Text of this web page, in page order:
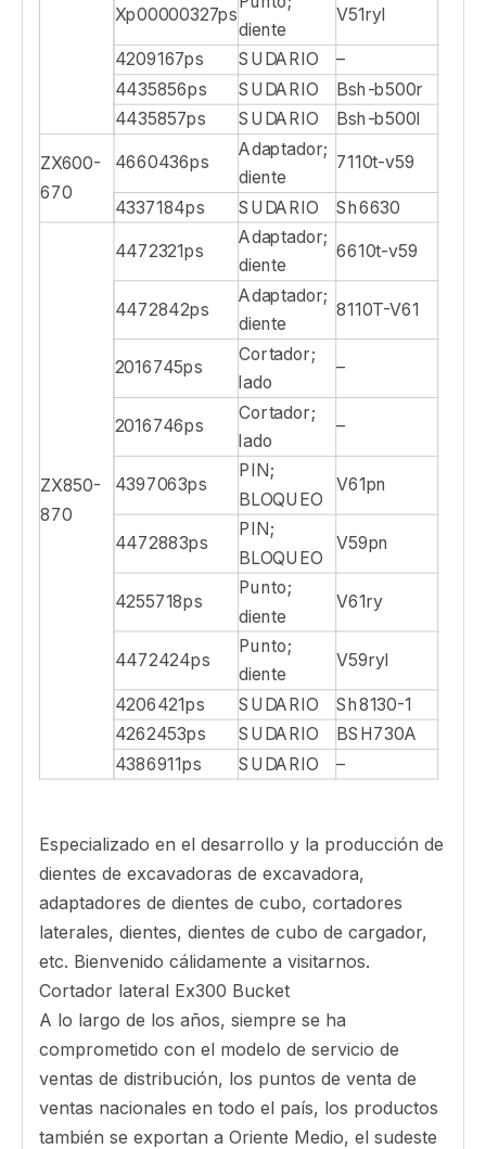
Xp00000327ps
diente
V51ryl
4209167ps SUDARIO –
4435856ps SUDARIO
Bsh-b500r
4435857ps
SUDARIO Bsh-b500l
ZX600-
670
4660436ps
Adaptador;
diente
7110t-v59
4337184ps SUDARIO Sh6630
ZX850-
870
4472321ps
Adaptador;
diente
6610t-v59
4472842ps
Adaptador;
diente
8110T-V61
2016745ps
Cortador;
lado
–
2016746ps
Cortador;
lado
–
4397063ps
PIN;
BLOQUEO
V61pn
4472883ps
PIN;
BLOQUEO
V59pn
4255718ps
Punto;
diente
V61ry
4472424ps
Punto;
diente
V59ryl
4206421ps SUDARIO
Sh8130-1
4262453ps
SUDARIO
BSH730A
4386911ps
SUDARIO –
Especializado en el desarrollo y la producción de
dientes de excavadoras de excavadora,
adaptadores de dientes de cubo, cortadores
laterales, dientes, dientes de cubo de cargador,
etc. Bienvenido cálidamente a visitarnos.
Cortador lateral Ex300 Bucket
A lo largo de los años, siempre se ha
comprometido con el modelo de servicio de
ventas de distribución, los puntos de venta de
ventas nacionales en todo el país, los productos
también se exportan a Oriente Medio, el sudeste